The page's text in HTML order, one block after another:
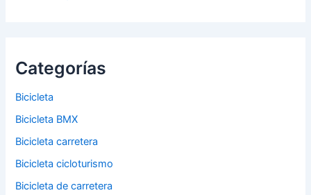
Categorías
Bicicleta
Bicicleta BMX
Bicicleta carretera
Bicicleta cicloturismo
Bicicleta de carretera